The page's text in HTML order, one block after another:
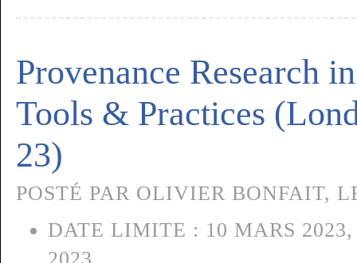
Provenance Research
Tools & Practices
23)
POSTÉ PAR OLIVIER BONFAIT,
DATE LIMITE : 10 MARS